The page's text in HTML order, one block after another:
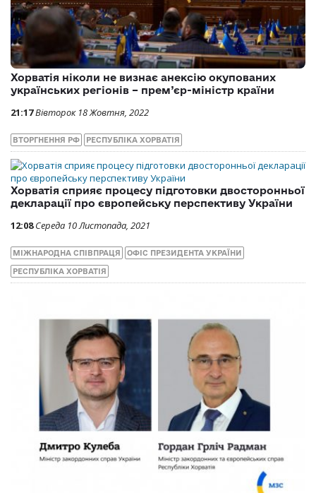
Хорватія ніколи не визнає анексію окупованих
українських регіонів – прем’єр-міністр країни
21:17Вівторок 18 Жовтня, 2022
ВТОРГНЕННЯ РФ РЕСПУБЛІКА ХОРВАТІЯ
Хорватія сприяє процесу підготовки двосторонньої
декларації про європейську перспективу України
12:08 Середа 10 Листопада, 2021
МІЖНАРОДНА СПІВПРАЦЯ ОФІС ПРЕЗИДЕНТА УКРАЇНИ
РЕСПУБЛІКА ХОРВАТІЯ